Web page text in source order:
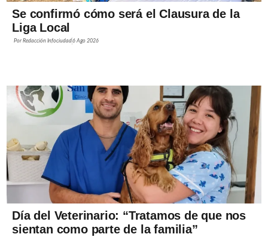
Se confirmó cómo será el Clausura de la
Liga Local
PorRedacción Infociudad6 Ago 2026
Día del Veterinario: “Tratamos de que nos
sientan como parte de la familia”